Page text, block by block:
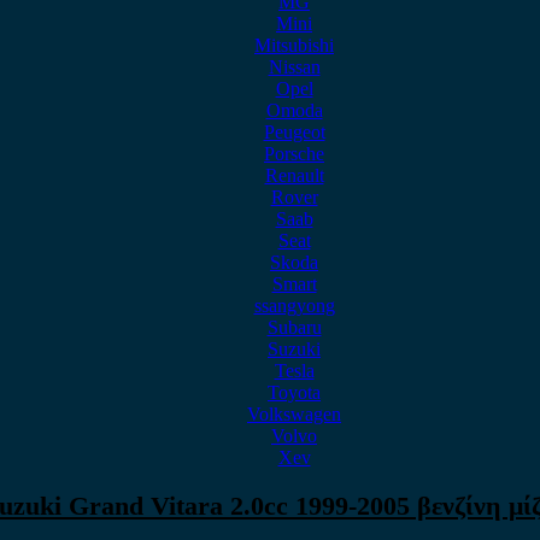
Mini
Mitsubishi
Nissan
Opel
Omoda
Peugeot
Porsche
Renault
Rover
Saab
Seat
Skoda
Smart
ssangyong
Subaru
Suzuki
Tesla
Toyota
Volkswagen
Volvo
Xev
Grand Vitara 2.0cc 1999-2005 βενζίνη